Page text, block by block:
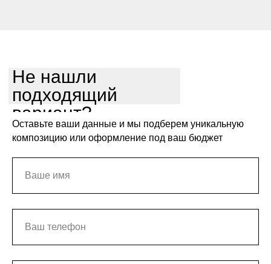
Не нашли
подходящий
вариант?
Оставьте ваши данные и мы подберем уникальную
композицию или оформление под ваш бюджет